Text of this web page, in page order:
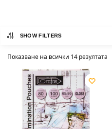
SHOW FILTERS
Показване на всички 14 резултата